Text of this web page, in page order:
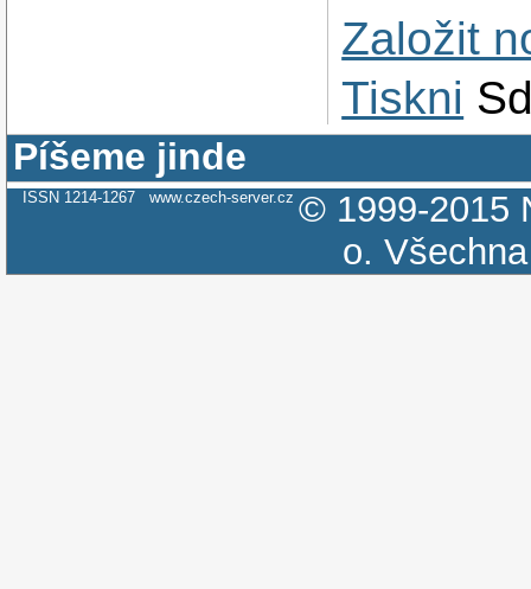
Založit
Tiskni
Píšeme jinde
ISSN 1214-1267 www.czech-server.cz © 1999-2015
o.